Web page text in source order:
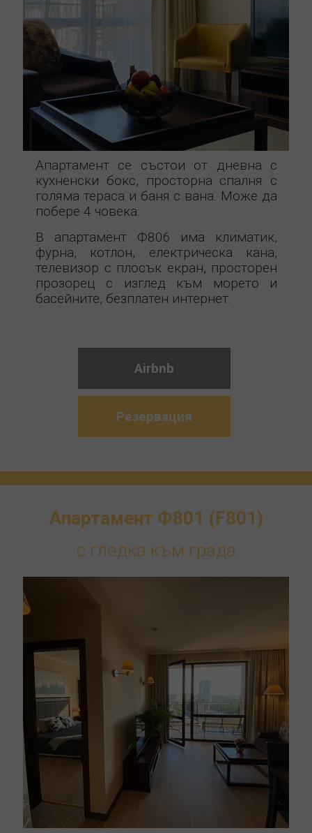
Апартамент се състои от дневна с
кухненски бокс, просторна спалня с
голяма тераса и баня с вана. Може да
побере 4 човека.
В апартамент Ф806 има климатик,
фурна, котлон, електрическа кана,
телевизор с плосък екран, просторен
прозорец с изглед към морето и
басейните, безплатен интернет.
Airbnb
Резервация
Апартамент Ф801 (F801)
с гледка към града